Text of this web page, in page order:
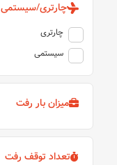
چارتری/سیستمی
چارتری
سیستمی
میزان بار رفت
تعداد توقف رفت